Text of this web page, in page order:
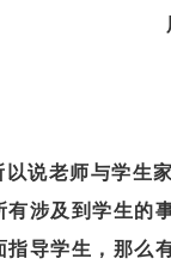
老师与学生
涉及到学生
导学生，那